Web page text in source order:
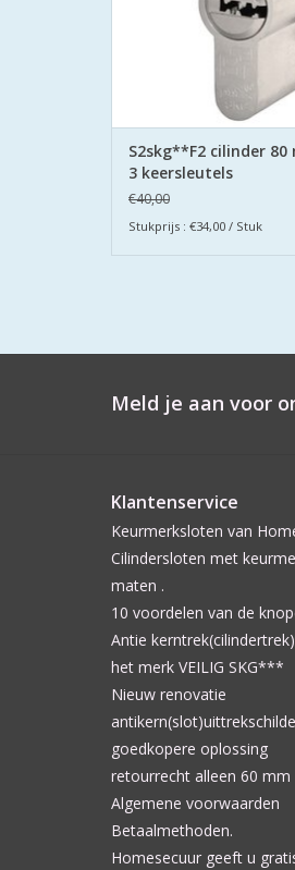
S2skg**F2 cilinder 80
3 keersleutels
€40,00
Stukprijs : €34,00 / Stuk
Meld je aan voor
Klantenservice
Keurmerksloten van
Cilindersloten met
maten .
10 voordelen van de
Antie
het merk VEILIG SKG***
Nieuw renovatie
goedkopere oplossing
retourrecht alleen 60 mm
Algemene voorwaarden
Betaalmethoden.
Homesecuur geeft u